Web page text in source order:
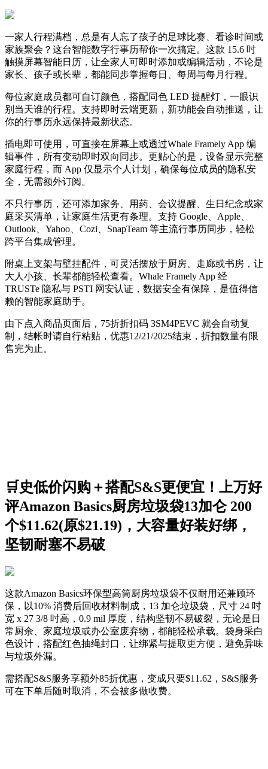
一家人行程满档，总是有人忘了孩子的足球比赛、看诊时间或
家族聚会？这台智能数字行事历帮你一次搞定。这款 15.6 吋
触摸屏幕智能日历，让全家人可即时添加或编辑活动，不论是
家长、孩子或长辈，都能同步掌握每日、每周与每月行程。
每位家庭成员都可自订颜色，搭配同色 LED 提醒灯，一眼识
别当天谁的行程。支持即时云端更新，新功能会自动推送，让
你的行事历永远保持最新状态。
插电即可使用，可直接在屏幕上或透过Whale Framely App 编
辑事件，所有变动即时双向同步。更贴心的是，设备显示完整
家庭行程，而 App 仅显示个人计划，确保每位成员的隐私安
全，无需额外订阅。
不只行事历，还可添加家务、用药、会议提醒、生日纪念或家
庭采买清单，让家庭生活更有条理。支持 Google、Apple、
Outlook、Yahoo、Cozi、SnapTeam 等主流行事历同步，轻松
跨平台集成管理。
附桌上支架与壁挂配件，可灵活摆放于厨房、走廊或书房，让
大人小孩、长辈都能轻松查看。Whale Framely App 经
TRUSTe 隐私与 PSTI 网安认证，数据安全有保障，是值得信
赖的智能家庭助手。
由下点入商品页面后，75折折扣码 3SM4PEVC 就会自动复
制，结帐时请自行粘贴，优惠12/21/2025结束，折扣数量有限
售完为止。
🛒史低价闪购＋搭配S&S更便宜！上万好
评Amazon Basics厨房垃圾袋13加仑 200
个$11.62(原$21.19)，大容量好装好绑，
坚韧耐塞不易破
这款Amazon Basics环保型高筒厨房垃圾袋不仅耐用还兼顾环
保，以10% 消费后回收材料制成，13 加仑垃圾袋，尺寸 24 吋
宽 x 27 3/8 吋高，0.9 mil 厚度，结构坚韧不易破裂，无论是日
常厨余、家庭垃圾或办公室废弃物，都能轻松承载。袋身采白
色设计，搭配红色抽绳封口，让绑紧与提取更方便，避免异味
与垃圾外漏。
需搭配S&S服务享额外85折优惠，变成只要$11.62，S&S服务
可在下单后随时取消，不会被多做收费。